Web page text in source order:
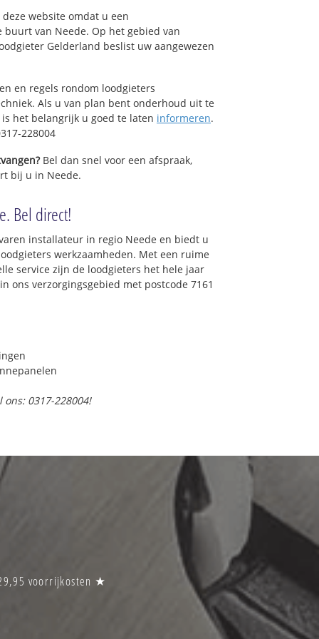
website omdat u een
van Neede. Op het gebied van
Gelderland beslist uw aangewezen
en regels rondom loodgieters
Als u van plan bent onderhoud uit te
het belangrijk u goed te laten informeren.
228004
Bel dan snel voor een afspraak,
bij u in Neede.
Bel direct!
installateur in regio Neede en biedt u
werkzaamheden. Met een ruime
service zijn de loodgieters het hele jaar
ons verzorgingsgebied met postcode 7161
0317-228004!
voorrijkosten ★